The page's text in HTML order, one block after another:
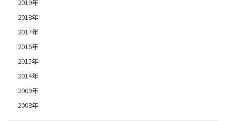
2019年
2018年
2017年
2016年
2015年
2014年
2009年
2008年